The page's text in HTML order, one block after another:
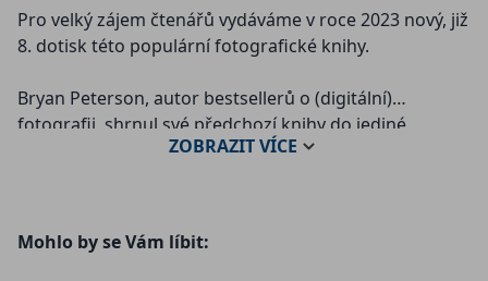
Pro velký zájem čtenářů vydáváme v roce 2023 nový, již
8. dotisk této populární fotografické knihy.
Bryan Peterson, autor bestsellerů o (digitální)
fotografii, shrnul své předchozí knihy do jediné
praktické příručky, která tak obsahuje nejlepší části z
rozebráno), Naučte se exponovat kreativně (4. vydání),
Naučte se fotografovat digitálně (2. vydání, zcela
ZOBRAZITVÍCE
Mohlo by se Vám líbit: